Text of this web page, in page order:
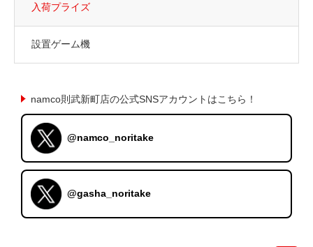
入荷プライズ
設置ゲーム機
namco則武新町店の公式SNSアカウントはこちら！
@namco_noritake
@gasha_noritake